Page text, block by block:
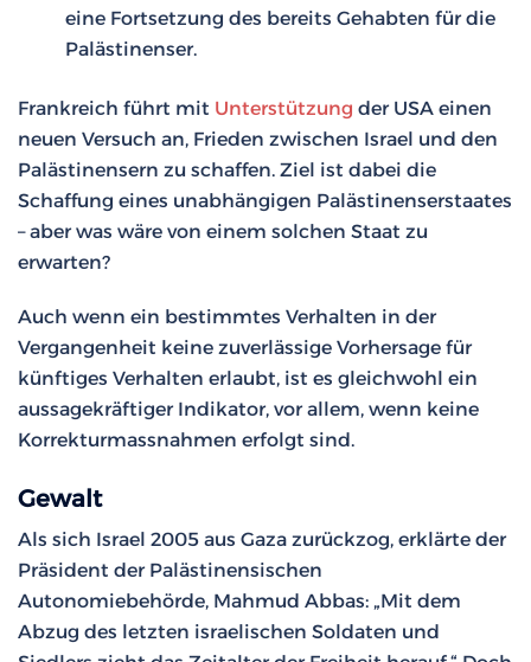
eine Fortsetzung des bereits Gehabten für die
Palästinenser.
Frankreich führt mit Unterstützung der USA einen
neuen Versuch an, Frieden zwischen Israel und den
Palästinensern zu schaffen. Ziel ist dabei die
Schaffung eines unabhängigen Palästinenserstaates
– aber was wäre von einem solchen Staat zu
erwarten?
Auch wenn ein bestimmtes Verhalten in der
Vergangenheit keine zuverlässige Vorhersage für
künftiges Verhalten erlaubt, ist es gleichwohl ein
aussagekräftiger Indikator, vor allem, wenn keine
Korrekturmassnahmen erfolgt sind.
Gewalt
Als sich Israel 2005 aus Gaza zurückzog, erklärte der
Präsident der Palästinensischen
Autonomiebehörde, Mahmud Abbas: „Mit dem
Abzug des letzten israelischen Soldaten und